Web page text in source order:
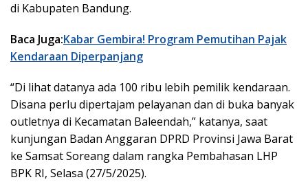
di Kabupaten Bandung.
Baca Juga:Kabar Gembira! Program Pemutihan Pajak
Kendaraan Diperpanjang
“Di lihat datanya ada 100 ribu lebih pemilik kendaraan.
Disana perlu dipertajam pelayanan dan di buka banyak
outletnya di Kecamatan Baleendah,” katanya, saat
kunjungan Badan Anggaran DPRD Provinsi Jawa Barat
ke Samsat Soreang dalam rangka Pembahasan LHP
BPK RI, Selasa (27/5/2025).